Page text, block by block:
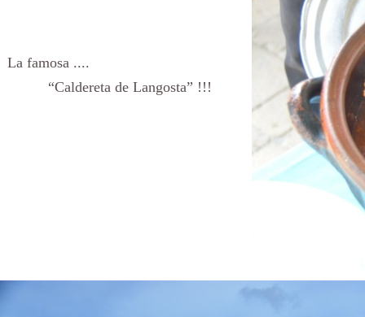
La famosa ....
“Caldereta de Langosta” !!!